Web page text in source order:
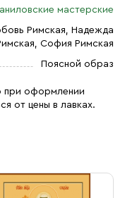
мастерские
Римская, Надежда
София Римская
Поясной образ
при оформлении
от цены в лавках.